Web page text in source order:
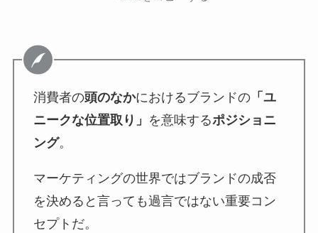
消費者の頭のなかにおけるブランドの「ユ
ニークな位置取り」 を意味するポジショニ
ング。
マーケティングの世界ではブランドの成否
を決めると言っても過言ではない重要コン
セプトだ。